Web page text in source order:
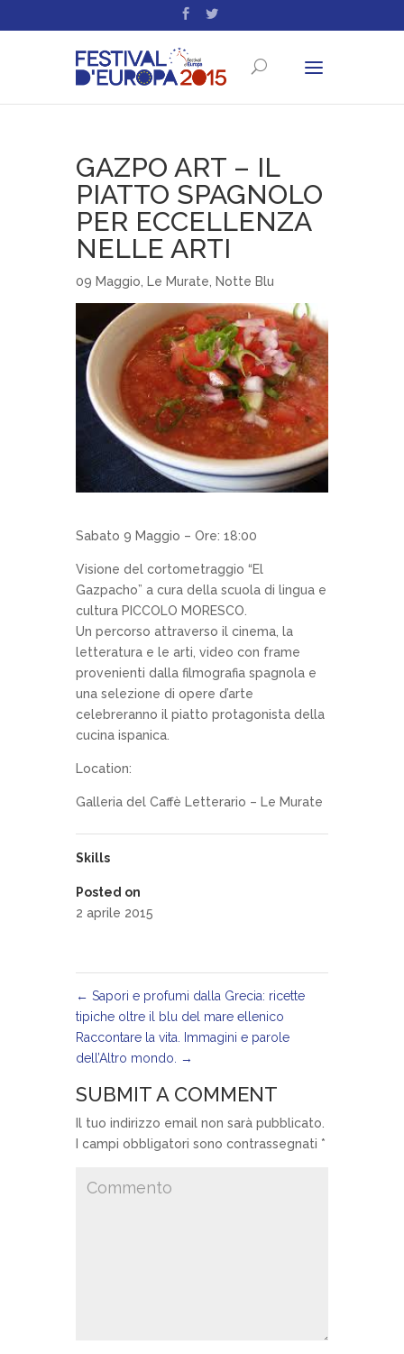
GAZPO ART – IL
PIATTO SPAGNOLO
PER ECCELLENZA
NELLE ARTI
09 Maggio Le Murate Notte Blu
Sabato 9 Maggio – Ore: 18:00
Visione del cortometraggio “El
Gazpacho” a cura della scuola di lingua e
cultura PICCOLO MORESCO.
Un percorso attraverso il cinema, la
letteratura e le arti, video con frame
provenienti dalla filmografia spagnola e
una selezione di opere d’arte
celebreranno il piatto protagonista della
cucina ispanica.
Location:
Galleria del Caffè Letterario – Le Murate
Skills
Posted on
2 aprile 2015
← Sapori e profumi dalla Grecia: ricette
tipiche oltre il blu del mare ellenico
Raccontare la vita. Immagini e parole
dell’Altro mondo.
→
SUBMIT A COMMENT
Il tuo indirizzo email non sarà pubblicato.
I campi obbligatori sono contrassegnati *